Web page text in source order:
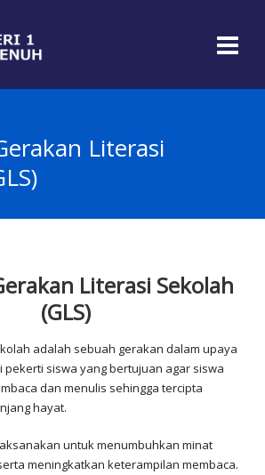
Literasi
Literasi Sekolah
(GLS)
adalah sebuah gerakan dalam upaya
siswa yang bertujuan agar siswa
dan menulis sehingga tercipta
hayat.
untuk menumbuhkan minat
meningkatkan keterampilan membaca.